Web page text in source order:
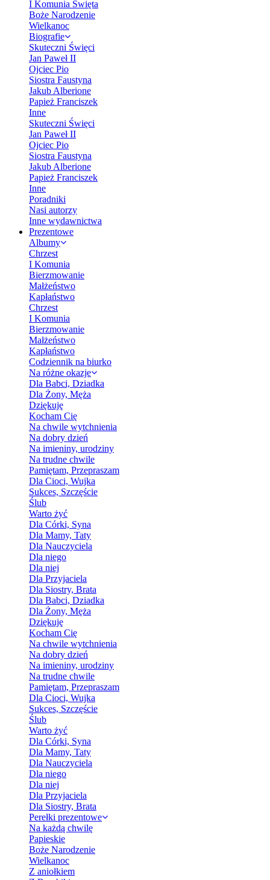
I Komunia Święta
Boże Narodzenie
Wielkanoc
Biografie
Skuteczni Święci
Jan Paweł II
Ojciec Pio
Siostra Faustyna
Jakub Alberione
Papież Franciszek
Inne
Skuteczni Święci
Jan Paweł II
Ojciec Pio
Siostra Faustyna
Jakub Alberione
Papież Franciszek
Inne
Poradniki
Nasi autorzy
Inne wydawnictwa
Prezentowe
Albumy
Chrzest
I Komunia
Bierzmowanie
Małżeństwo
Kapłaństwo
Chrzest
I Komunia
Bierzmowanie
Małżeństwo
Kapłaństwo
Codziennik na biurko
Na różne okazje
Dla Babci, Dziadka
Dla Żony, Męża
Dziękuję
Kocham Cię
Na chwile wytchnienia
Na dobry dzień
Na imieniny, urodziny
Na trudne chwile
Pamiętam, Przepraszam
Dla Cioci, Wujka
Sukces, Szczęście
Ślub
Warto żyć
Dla Córki, Syna
Dla Mamy, Taty
Dla Nauczyciela
Dla niego
Dla niej
Dla Przyjaciela
Dla Siostry, Brata
Dla Babci, Dziadka
Dla Żony, Męża
Dziękuję
Kocham Cię
Na chwile wytchnienia
Na dobry dzień
Na imieniny, urodziny
Na trudne chwile
Pamiętam, Przepraszam
Dla Cioci, Wujka
Sukces, Szczęście
Ślub
Warto żyć
Dla Córki, Syna
Dla Mamy, Taty
Dla Nauczyciela
Dla niego
Dla niej
Dla Przyjaciela
Dla Siostry, Brata
Perełki prezentowe
Na każdą chwilę
Papieskie
Boże Narodzenie
Wielkanoc
Z aniołkiem